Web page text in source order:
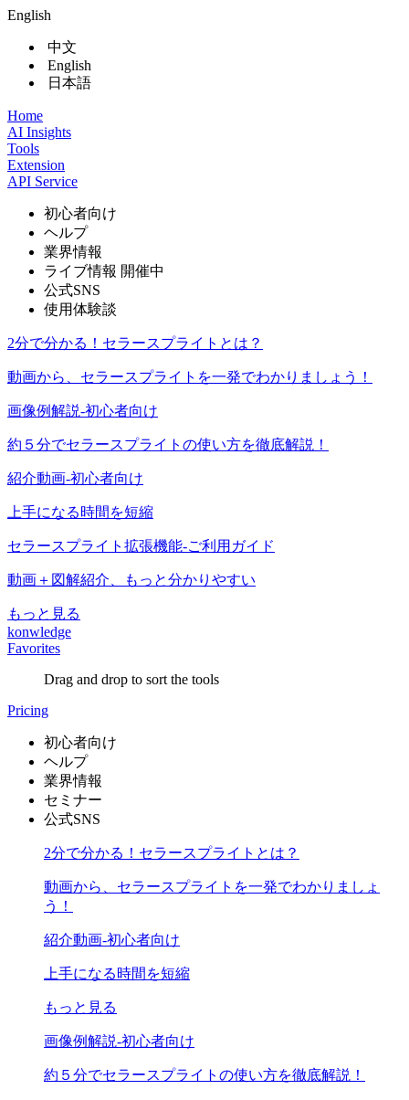
English
中文
English
日本語
Home
AI Insights
Tools
Extension
API Service
初心者向け
ヘルプ
業界情報
ライブ情報 開催中
公式SNS
使用体験談
2分で分かる！セラースプライトとは？
動画から、セラースプライトを一発でわかりましょう！
画像例解説-初心者向け
約５分でセラースプライトの使い方を徹底解説！
紹介動画-初心者向け
上手になる時間を短縮
セラースプライト拡張機能-ご利用ガイド
動画＋図解紹介、もっと分かりやすい
もっと見る
konwledge
Favorites
Drag and drop to sort the tools
Pricing
初心者向け
ヘルプ
業界情報
セミナー
公式SNS
2分で分かる！セラースプライトとは？
動画から、セラースプライトを一発でわかりましょ
う！
紹介動画-初心者向け
上手になる時間を短縮
もっと見る
画像例解説-初心者向け
約５分でセラースプライトの使い方を徹底解説！